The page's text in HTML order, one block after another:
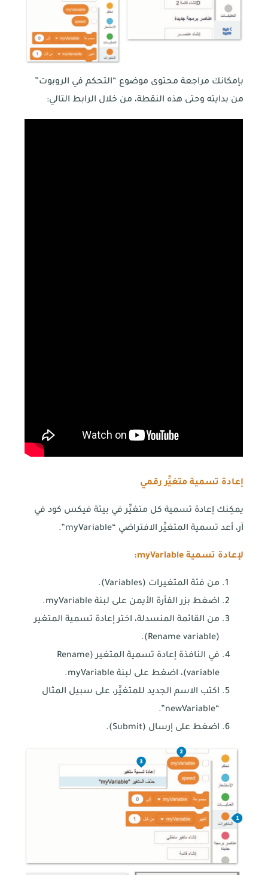
بإمكانك مراجعة محتوى موضوع “التحكم في الروبوت”
من بدايته وحتى هذه النقطة، من خلال الرابط التالي:
إعادة تسمية متغيِّر رقمي
يمكِنك إعادة تسمية كل متغيِّر في بيئة فيكس كود في
آر، أعد تسمية المتغيِّر الافتراضي “myVariable”.
لإعادة تسميةmyVariable
:
من فئة المتغيرات (Variables).
اضغط بزر الفأرة الأيمن على لبنة myVariable.
من القائمة المنسدلة، اختر إعادة تسمية المتغير
(Rename variable).
في النافذة إعادة تسمية المتغير (Rename
variable)، اضغط على لبنة myVariable.
اكتب الاسم الجديد للمتغيِّر، على سبيل المثال
“newVariable”.
اضغط على إرسال (Submit).